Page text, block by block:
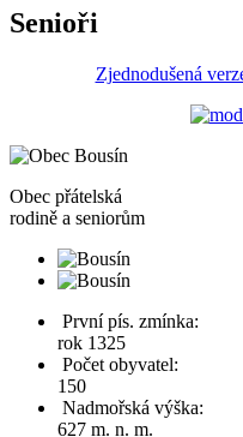
Senioři
Zjednodušená
Obec přátelská
rodině a seniorům
První pís. zmínka:
rok 1325
Počet obyvatel:
150
Nadmořská výška:
627 m. n. m.